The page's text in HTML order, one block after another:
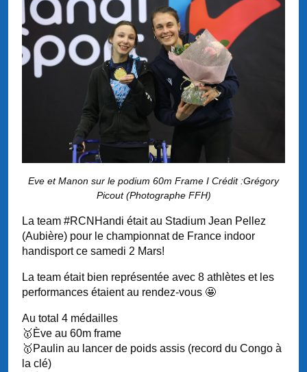
Eve et Manon sur le podium 60m Frame I Crédit :Grégory
Picout (Photographe FFH)
La team #RCNHandi était au Stadium Jean Pellez
(Aubière) pour le championnat de France indoor
handisport ce samedi 2 Mars!
La team était bien représentée avec 8 athlètes et les
performances étaient au rendez-vous 🤩
Au total 4 médailles
🥇Ève au 60m frame
🥇Paulin au lancer de poids assis (record du Congo à
la clé)